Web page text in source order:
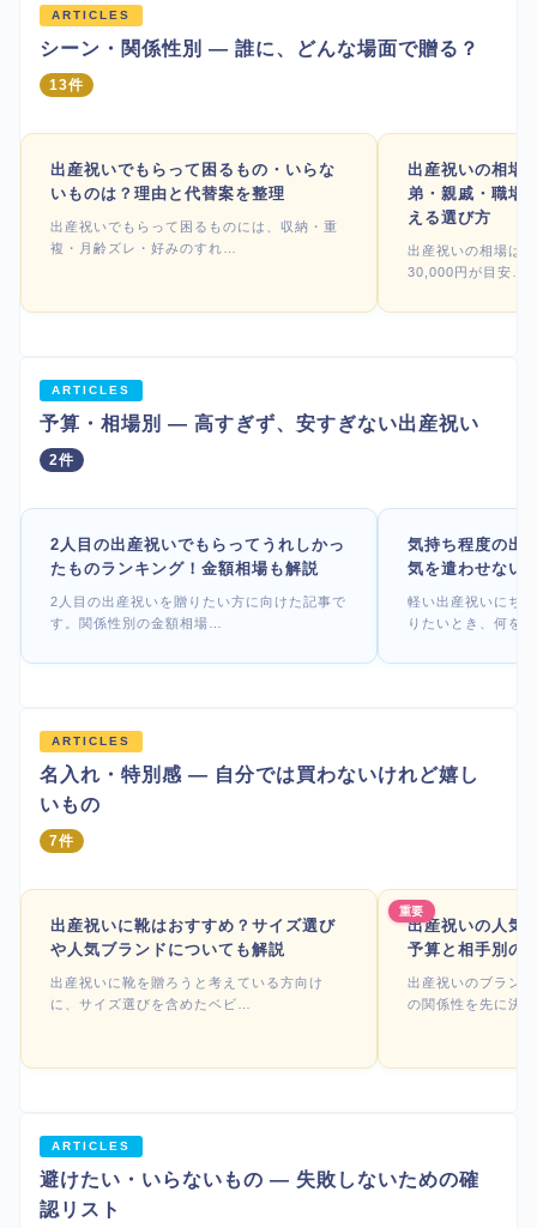
ARTICLES
シーン・関係性別 — 誰に、どんな場面で贈る？
13件
出産祝いでもらって困るもの・いらな
いものは？理由と代替案を整理
出産祝いでもらって困るものには、収納・重
複・月齢ズレ・好みのすれ…
出産祝いの相場
弟・親戚・職場
える選び方
出産祝いの相場は
30,000円が目安…
ARTICLES
予算・相場別 — 高すぎず、安すぎない出産祝い
2件
2人目の出産祝いでもらってうれしかっ
たものランキング！金額相場も解説
2人目の出産祝いを贈りたい方に向けた記事で
す。関係性別の金額相場…
気持ち程度の出
気を遣わせない
軽い出産祝いにち
りたいとき、何を
ARTICLES
名入れ・特別感 — 自分では買わないけれど嬉し
いもの
7件
出産祝いに靴はおすすめ？サイズ選び
や人気ブランドについても解説
出産祝いに靴を贈ろうと考えている方向け
に、サイズ選びを含めたベビ…
重要
出産祝いの人気
予算と相手別の
出産祝いのブラン
の関係性を先に決
ARTICLES
避けたい・いらないもの — 失敗しないための確
認リスト